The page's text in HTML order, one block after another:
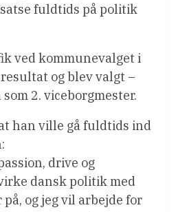
fuldtids på politik
ved kommunevalget i
og blev valgt –
2. viceborgmester.
han ville gå fuldtids ind
drive og
dansk politik med
og jeg vil arbejde for